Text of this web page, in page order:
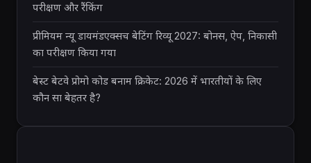
परीक्षण और रैंकिंग
प्रीमियम न्यू डायमंडएक्सच बेटिंग रिव्यू 2027: बोनस, ऐप, निकासी
का परीक्षण किया गया
बेस्ट बेटवे प्रोमो कोड बनाम क्रिकेट: 2026 में भारतीयों के लिए
कौन सा बेहतर है?